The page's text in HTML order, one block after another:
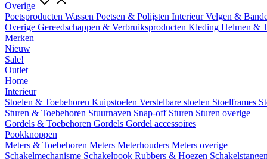
Overige
Poetsproducten Wassen Poetsen & Polijsten InterieurVelgen &
Overige Gereedschappen & Verbruiksproducten Kleding Helmen &
Merken
Nieuw
Sale!
Outlet
Home
Interieur
Stoelen & Toebehoren Kuipstoelen Verstelbare stoelen Stoelframes
Sturen & Toebehoren Stuurnaven Snap-off Sturen Sturen overige
Gordels & Toebehoren Gordels Gordel accessoires
Pookknoppen
Meters & Toebehoren Meters Meterhouders Meters overige
Schakelmechanisme Schakelpook Rubbers & Hoezen Schakelstangen